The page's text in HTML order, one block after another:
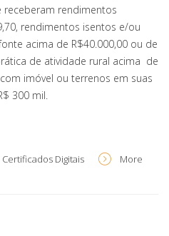
receberam rendimentos
rendimentos isentos e/ou
acima de R$40.000,00 ou de
de atividade rural acima de
imóvel ou terrenos em suas
300 mil.
Certificados Digitais More